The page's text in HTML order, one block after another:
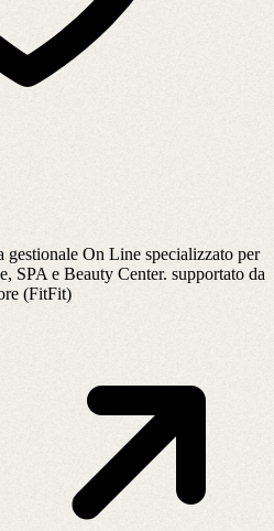
On Line specializzato per
SPA e Beauty Center. supportato da
(FitFit)